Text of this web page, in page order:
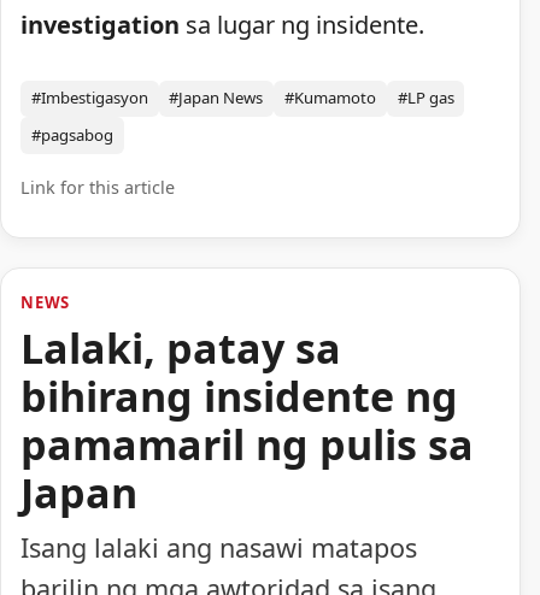
investigation sa lugar ng insidente.
#Imbestigasyon #Japan News #Kumamoto
#LP gas
#pagsabog
Link for this article
NEWS
Lalaki, patay sa
bihirang insidente ng
pamamaril ng pulis sa
Japan
Isang lalaki ang nasawi matapos